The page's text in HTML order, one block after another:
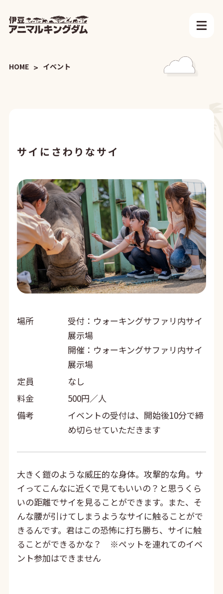
HOME イベント
サイにさわりなサイ
場所
受付：ウォーキングサファリ内サイ
展示場
開催：ウォーキングサファリ内サイ
展示場
定員
なし
料金
500円／人
備考
イベントの受付は、開始後10分で締
め切らせていただきます
大きく鎧のような威圧的な身体。攻撃的な角。サ
イってこんなに近くで見てもいいの？と思うくら
いの距離でサイを見ることができます。また、そ
んな腰が引けてしまうようなサイに触ることがで
きるんです。君はこの恐怖に打ち勝ち、サイに触
ることができるかな？ ※ペットを連れてのイベ
ント参加はできません